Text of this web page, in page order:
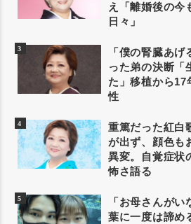
え「離婚後の今
日々」
「僕の腎臓あ
った弟の決断「
た」移植から17
性
重篤だった紅白
が出ず、顔色も
異変。自覚症状
怖さ語る
「お母さんが
葉に一度は諦め